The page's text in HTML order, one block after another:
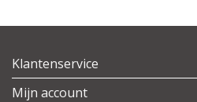
Klantenservice
Mijn account